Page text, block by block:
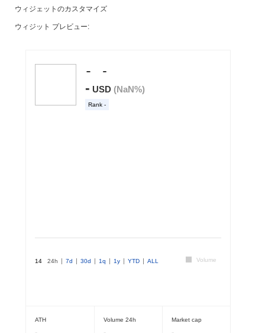
ウィジェットのカスタマイズ
ウィジット プレビュー: